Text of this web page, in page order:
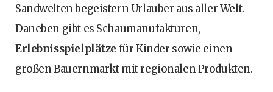
Sandwelten begeistern Urlauber aus aller Welt.
Daneben gibt es Schaumanufakturen,
Erlebnisspielplätze für Kinder sowie einen
großen Bauernmarkt mit regionalen Produkten.